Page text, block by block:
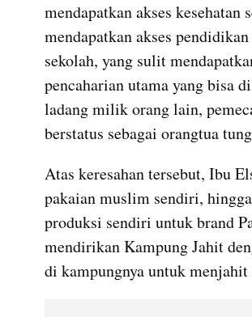
mendapatkan akses
mendapatkan akses
sekolah, yang sulit
pencaharian utama yang bisa
ladang milik orang lain,
berstatus sebagai orangtua
Atas keresahan tersebut, Ibu
pakaian muslim sendiri,
produksi sendiri untuk brand
mendirikan Kampung Jahit
di kampungnya untuk